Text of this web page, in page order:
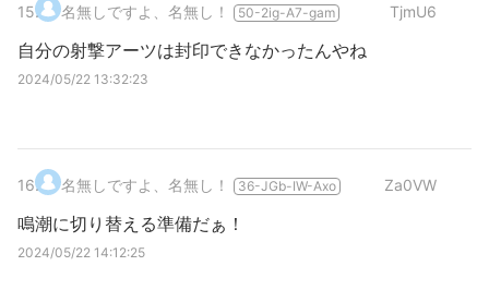
15. 名無しですよ、名無し！ 50-2ig-A7-gam TjmU6
自分の射撃アーツは封印できなかったんやね
2024/05/22 13:32:23
16. 名無しですよ、名無し！ 36-JGb-IW-Axo Za0VW
鳴潮に切り替える準備だぁ！
2024/05/22 14:12:25